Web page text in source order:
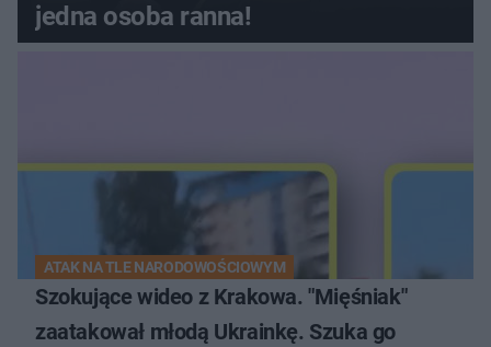
jedna osoba ranna!
ATAK NA TLE NARODOWOŚCIOWYM
Szokujące wideo z Krakowa. "Mięśniak"
zaatakował młodą Ukrainkę. Szuka go